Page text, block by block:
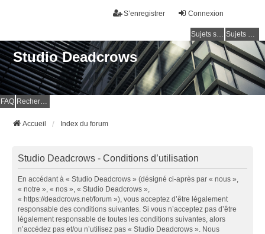
Connexion
S’enregistrer
Sujets sans réponse Sujets actifs
Studio Deadcrows
FAQ Rechercher
Accueil Index du forum
Studio Deadcrows - Conditions d’utilisation
En accédant à « Studio Deadcrows » (désigné ci-après par « nous »,
« notre », « nos », « Studio Deadcrows »,
« https://deadcrows.net/forum »), vous acceptez d’être légalement
responsable des conditions suivantes. Si vous n’acceptez pas d’être
légalement responsable de toutes les conditions suivantes, alors
n’accédez pas et/ou n’utilisez pas « Studio Deadcrows ». Nous